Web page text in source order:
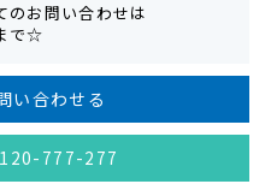
のお問い合わせは
で☆
い合わせる
777-277